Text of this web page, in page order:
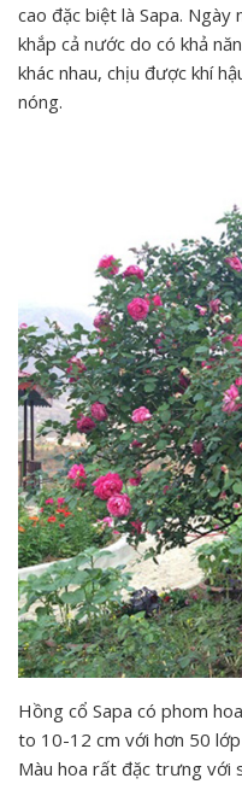
cao đặc biệt là Sapa.
khắp cả nước do có khả
khác nhau, chịu được khí
nóng.
Hồng cổ Sapa có phom
to 10-12 cm với hơn 50
Màu hoa rất đặc trưng với